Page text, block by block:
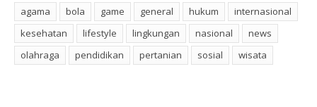
agama bola game general hukum
internasional
kesehatan
lifestyle lingkungan nasional
news
olahraga
pendidikan pertanian sosial wisata